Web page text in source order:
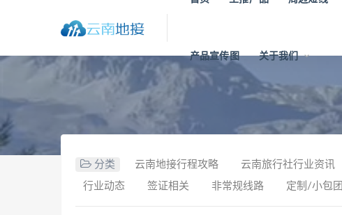
产品宣传图 关于我们
分类 云南地接行程攻略 云南旅行社行业资讯
行业动态 签证相关 非常规线路 定制/小包团